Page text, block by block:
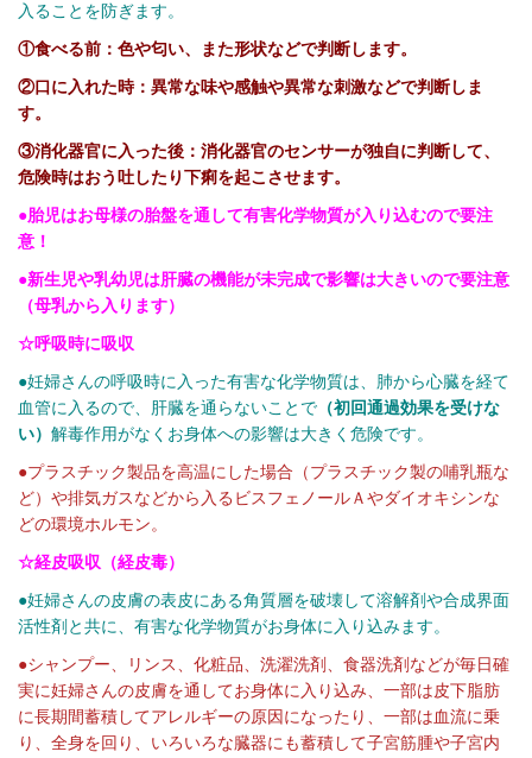
入ることを防ぎます。
①食べる前：色や匂い、また形状などで判断します。
②口に入れた時：異常な味や感触や異常な刺激などで判断しま
す。
③消化器官に入った後：消化器官のセンサーが独自に判断して、
危険時はおう吐したり下痢を起こさせます。
●胎児はお母様の胎盤を通して有害化学物質が入り込むので要注
意！
●新生児や乳幼児は肝臓の機能が未完成で影響は大きいので要注意
（母乳から入ります）
☆呼吸時に吸収
●妊婦さんの呼吸時に入った有害な化学物質は、肺から心臓を経て
血管に入るので、肝臓を通らないことで （初回通過効果を受けな
い） 解毒作用がなくお身体への影響は大きく危険です。
●プラスチック製品を高温にした場合（プラスチック製の哺乳瓶な
ど）や排気ガスなどから入るビスフェノールＡやダイオキシンな
どの環境ホルモン。
☆経皮吸収（経皮毒）
●妊婦さんの皮膚の表皮にある角質層を破壊して溶解剤や合成界面
活性剤と共に、有害な化学物質がお身体に入り込みます。
●シャンプー、リンス、化粧品、洗濯洗剤、食器洗剤などが毎日確
実に妊婦さんの皮膚を通してお身体に入り込み、一部は皮下脂肪
に長期間蓄積してアレルギーの原因になったり、一部は血流に乗
り、全身を回り、いろいろな臓器にも蓄積して子宮筋腫や子宮内